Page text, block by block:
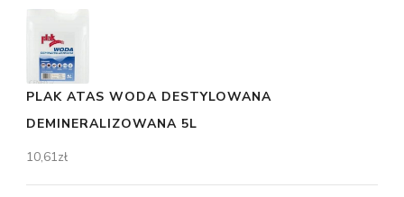
PLAK ATAS WODA DESTYLOWANA
DEMINERALIZOWANA 5L
10,61zł